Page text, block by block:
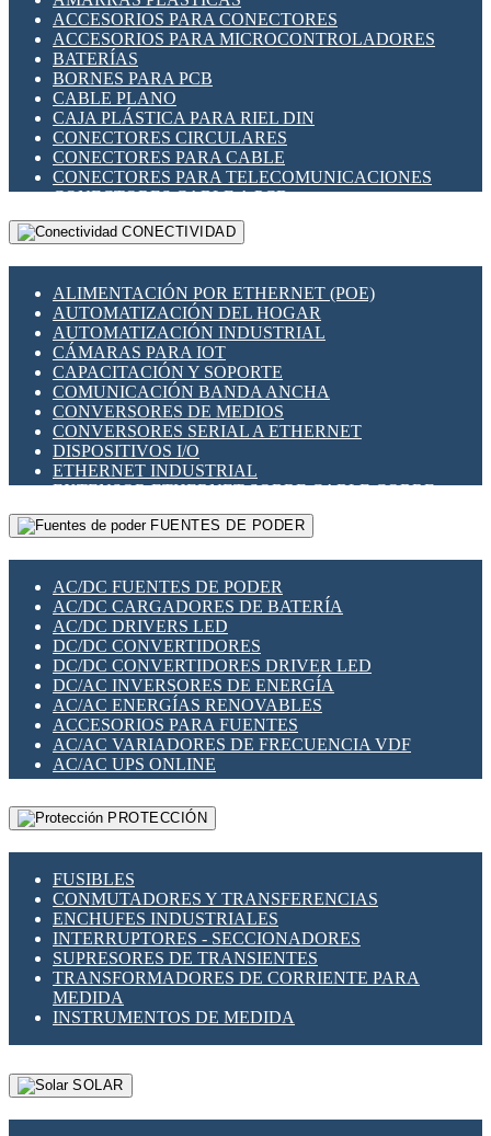
INDICADORES PARA PANEL
INTERFACES DE RELÉ
INTERRUPTORES FIN DE CARRERA
LLAVES CONMUTADORAS
MEDIDORES DE ENERGÍA Y TC'S DE CORRIENTE
MOTORES PASO A PASO
PANTALLAS HMI
PLC -CONTROLADORES LÓGICO PROGRAMABLES
PROGRAMADORES DE HORARIO
RELÉS DE PROTECCIÓN
SENSORES CAPACITIVOS
SENSORES INDUCTIVOS
TEMPORIZADORES
VARIACS
VARIADORES DE FRECUENCIA [VDF]
SECCIONADORES - INTERRUPTORES
MAQUINARIA
ACCESORIOS PARA CONECTORES
ACCESORIOS PARA MICROCONTROLADORES
BATERÍAS
BORNES PARA PCB
CABLE PLANO
CAJA PLÁSTICA PARA RIEL DIN
CONECTORES CIRCULARES
CONECTORES PARA CABLE
CONECTORES PARA TELECOMUNICACIONES
CONECTORES CABLE A PCB
CONECTORES PCB A CABLE
DIP SWITCHES
HERRAMIENTAS VARIAS
ILUMINACIÓN LED
INTERRUPTORES REED
INTERFACES DE RELÉ
OTROS RELÉS
PROTECCIÓN TÉRMICA
RELÉS AUTOMOTRICES
RELÉS DE SEÑAL
RELÉS DE ESTADO SÓLIDO SSR
RELÉS INDUSTRIALES
RELÉS MINIATURA DE POTENCIA
SENSORES MAGNÉTICOS
SWITCH Y MICROSWITCH
TARJETAS PI
UNIÓN Y DERIVACIÓN DE CABLE
CONECTIVIDAD
ALIMENTACIÓN POR ETHERNET (POE)
AUTOMATIZACIÓN DEL HOGAR
AUTOMATIZACIÓN INDUSTRIAL
CÁMARAS PARA IOT
CAPACITACIÓN Y SOPORTE
COMUNICACIÓN BANDA ANCHA
CONVERSORES DE MEDIOS
CONVERSORES SERIAL A ETHERNET
DISPOSITIVOS I/O
ETHERNET INDUSTRIAL
EXTENSOR ETHERNET SOBRE CABLE COBRE
GATEWAY LORAWAN
GESTIÓN DE REDES
PLACAS MODULARES IOT
SWITCHES Y REDES WIFI
SOLUCIONES IOT
SOLUCIONES LORAWAN
SOLUCIONES RED CELULAR
SEGURIDAD PARA REDES
SWITCHES LAN
TELEFONÍA IP (VOIP)
VIGILANCIA IP (CCTV)
MESHTASTIC
FUENTES DE PODER
AC/DC FUENTES DE PODER
AC/DC CARGADORES DE BATERÍA
AC/DC DRIVERS LED
DC/DC CONVERTIDORES
DC/DC CONVERTIDORES DRIVER LED
DC/AC INVERSORES DE ENERGÍA
AC/AC ENERGÍAS RENOVABLES
ACCESORIOS PARA FUENTES
AC/AC VARIADORES DE FRECUENCIA VDF
AC/AC UPS ONLINE
PROTECCIÓN
FUSIBLES
CONMUTADORES Y TRANSFERENCIAS
ENCHUFES INDUSTRIALES
INTERRUPTORES - SECCIONADORES
SUPRESORES DE TRANSIENTES
TRANSFORMADORES DE CORRIENTE PARA
MEDIDA
INSTRUMENTOS DE MEDIDA
SOLAR